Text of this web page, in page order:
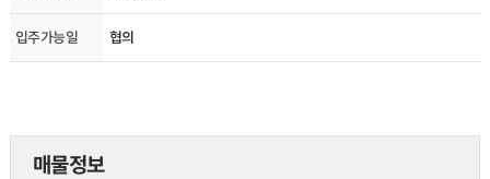
입주가능일 협의
매물정보